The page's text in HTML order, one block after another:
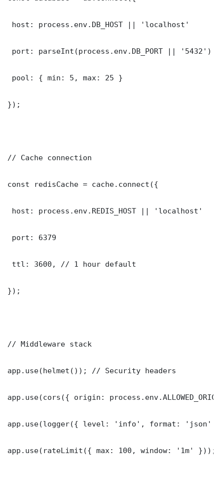
host: process.env.DB_HOST || 'localhost'
port: parseInt(process.env.DB_PORT || '5432')
pool: { min: 5, max: 25 }
});
// Cache connection
const redisCache = cache.connect({
host: process.env.REDIS_HOST || 'localhost'
port: 6379
ttl: 3600, // 1 hour default
});
// Middleware stack
app.use(helmet()); // Security headers
app.use(cors({ origin:
app.use(logger({ level: 'info', format: 'json'
app.use(rateLimit({ max: 100, window: '1m' }));